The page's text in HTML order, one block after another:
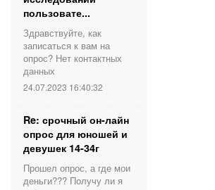
пользовате...
Здравствуйте, как
записаться к вам на
опрос? Нет контактных
данных
24.07.2023 16:40:32
Re: срочный он-лайн
опрос для юношей и
девушек 14-34г
Прошел опрос, а где мои
деньги??? Получу ли я